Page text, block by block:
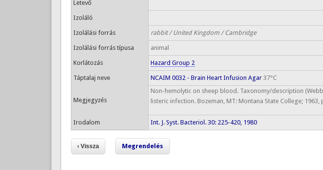
Letevő
Izoláló
Izolálási forrás rabbit / United Kingdom / Cambridge
Izolálási forrás típusa animal
Korlátozás Hazard Group 2
Táptalaj neve NCAIM 0032 - Brain Heart Infusion Agar37°C
Megjegyzés
Non-hemolytic on sheep blood. Taxonomy/description (Webb
listeric infection. Bozeman, MT: Montana State College;
Irodalom Int. J. Syst. Bacteriol. 30: 225-420, 1980
Megrendelés